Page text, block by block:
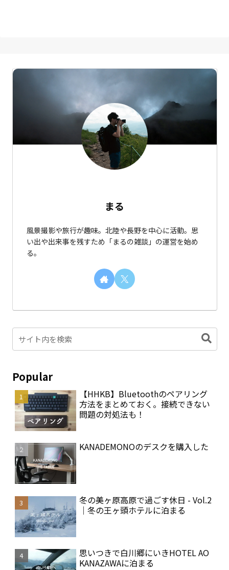
まる
風景撮影や旅行が趣味。北陸や長野を中心に活動。思
い出や出来事を残すため「まるの雑談」の運営を始め
る。
Popular
【HHKB】Bluetoothのペアリング
方法をまとめておく。接続できない
問題の対処法も！
KANADEMONOのデスクを購入した
冬の美ヶ原高原で過ごす休日 - Vol.2
｜冬の王ヶ頭ホテルに泊まる
思いつきで白川郷にいきHOTEL AO
KANAZAWAに泊まる